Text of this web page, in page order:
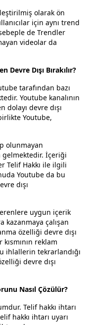
olarak ön
için aynı trend
de Trendler
videolar da
Dışı Bırakılır?
tarafından bazı
Youtube kanalının
devre dışı
Youtube,
olunmayan
gelmektedir. İçeriği
Telif Hakkı ile ilgili
Youtube da bu
dışı
uygun içerik
kazanmaya çalışan
özelliği devre dışı
reklam
ihlallerin tekrarlandığı
devre dışı
Nasıl Çözülür?
Telif hakkı ihtarı
hakkı ihtarı uyarı